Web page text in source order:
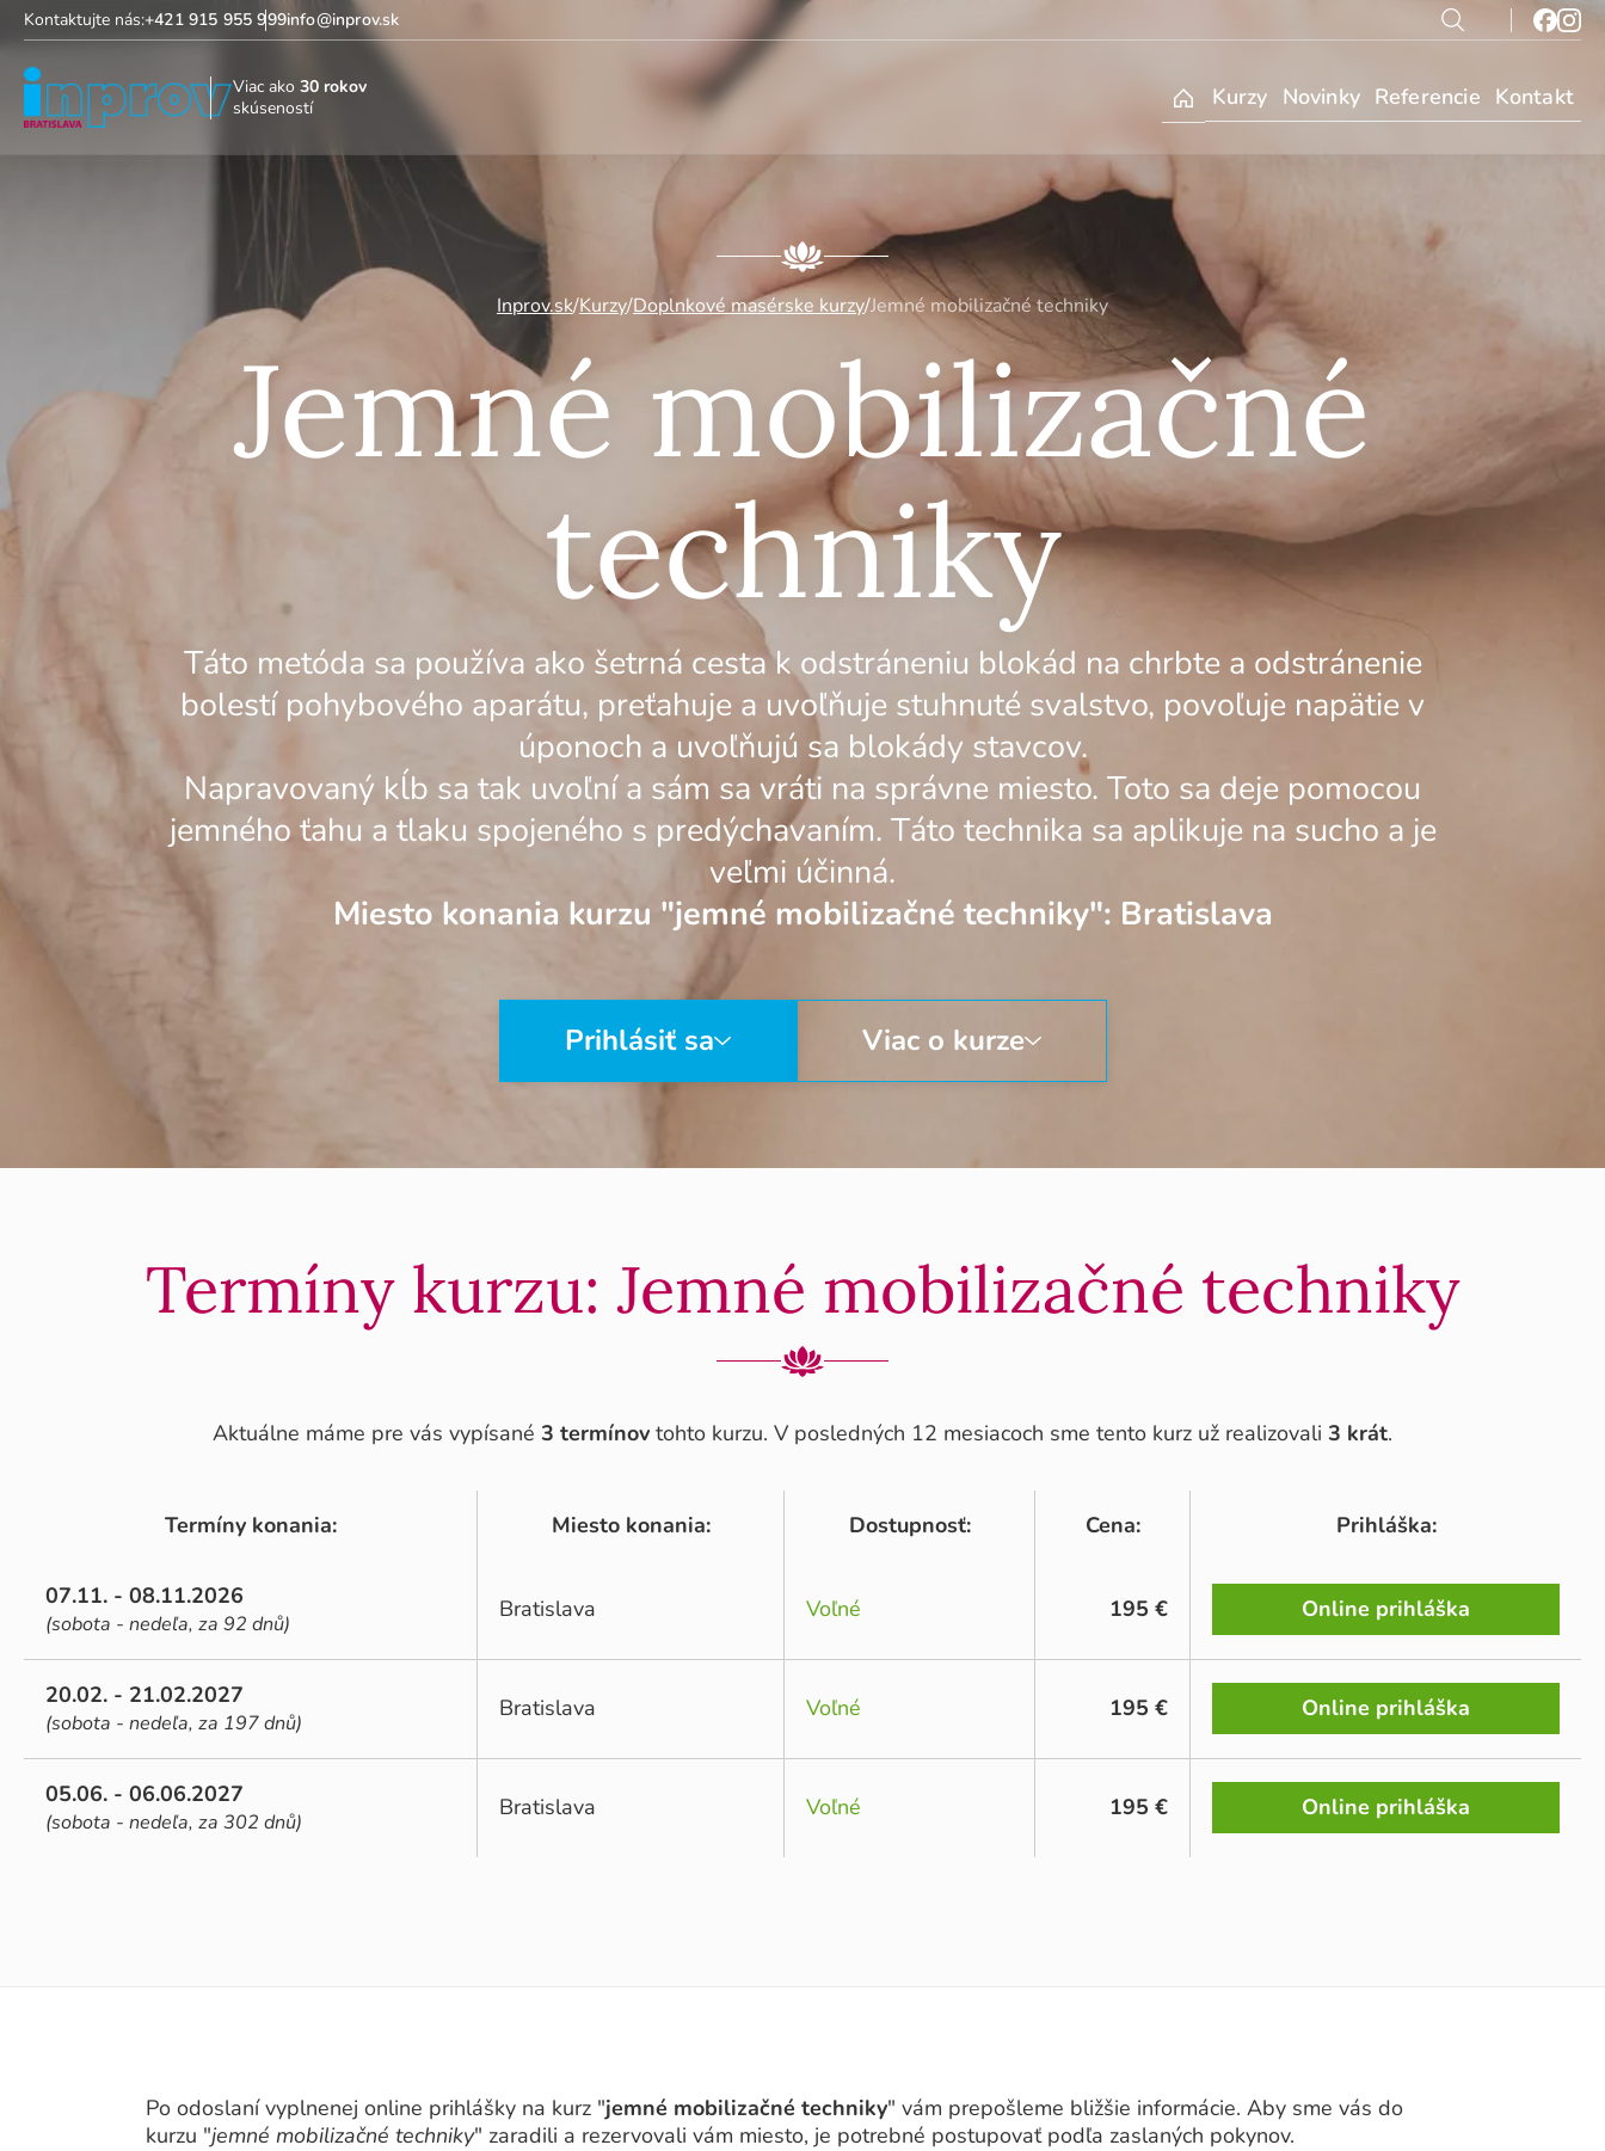
Kontaktujte nás:+421 915 955 999info@inprov.sk
Kurzy Novinky Referencie Kontakt
Viac ako 30 rokov
skúseností
Inprov.sk/Kurzy/Doplnkové masérske kurzy/Jemné mobilizačné techniky
Jemné mobilizačné
techniky
Táto metóda sa používa ako šetrná cesta k odstráneniu blokád na chrbte a odstránenie
bolestí pohybového aparátu, preťahuje a uvoľňuje stuhnuté svalstvo, povoľuje napätie v
úponoch a uvoľňujú sa blokády stavcov.
Napravovaný kĺb sa tak uvoľní a sám sa vráti na správne miesto. Toto sa deje pomocou
jemného ťahu a tlaku spojeného s predýchavaním. Táto technika sa aplikuje na sucho a je
veľmi účinná.
Miesto konania kurzu "jemné mobilizačné techniky": Bratislava
Prihlásiť sa Viac o kurze
Termíny kurzu: Jemné mobilizačné techniky
Aktuálne máme pre vás vypísané 3 termínov tohto kurzu. V posledných 12 mesiacoch sme tento kurz už realizovali 3 krát.
Termíny konania: Miesto konania: Dostupnosť: Cena: Prihláška:
07.11. - 08.11.2026
(sobota - nedeľa, za 92 dnů)
Bratislava Voľné 195 € Online prihláška
20.02. - 21.02.2027
(sobota - nedeľa, za 197 dnů)
Bratislava Voľné 195 € Online prihláška
05.06. - 06.06.2027
(sobota - nedeľa, za 302 dnů)
Bratislava Voľné 195 € Online prihláška
Po odoslaní vyplnenej online prihlášky na kurz "jemné mobilizačné techniky" vám prepošleme bližšie informácie. Aby sme vás do
kurzu "jemné mobilizačné techniky" zaradili a rezervovali vám miesto, je potrebné postupovať podľa zaslaných pokynov.